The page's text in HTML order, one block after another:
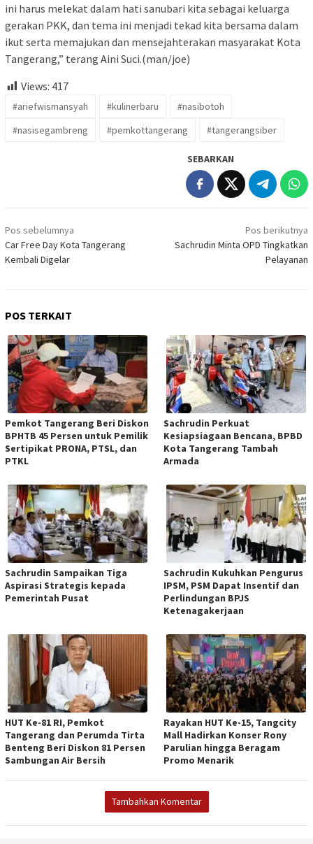
ini harus melekat dalam hati sanubari kita sebagai keluarga
gerakan PKK, dan tema ini menjadi tekad kita bersama dalam
ikut serta memajukan dan mensejahterakan masyarakat Kota
Tangerang,” terang Aini Suci.(man/joe)
Views: 417
#ariefwismansyah #kulinerbaru
#nasibotoh
#nasisegambreng
#pemkottangerang #tangerangsiber
SEBARKAN
Navigasi
pos
Pos sebelumnya
Car Free Day Kota Tangerang
Kembali Digelar
Pos berikutnya
Sachrudin Minta OPD Tingkatkan
Pelayanan
POS TERKAIT
Pemkot Tangerang Beri Diskon
BPHTB 45 Persen untuk Pemilik
Sertipikat PRONA, PTSL, dan
PTKL
Sachrudin Perkuat
Kesiapsiagaan Bencana, BPBD
Kota Tangerang Tambah
Armada
Sachrudin Sampaikan Tiga
Aspirasi Strategis kepada
Pemerintah Pusat
Sachrudin Kukuhkan Pengurus
IPSM, PSM Dapat Insentif dan
Perlindungan BPJS
Ketenagakerjaan
HUT Ke-81 RI, Pemkot
Tangerang dan Perumda Tirta
Benteng Beri Diskon 81 Persen
Sambungan Air Bersih
Rayakan HUT Ke-15, Tangcity
Mall Hadirkan Konser Rony
Parulian hingga Beragam
Promo Menarik
Tambahkan Komentar